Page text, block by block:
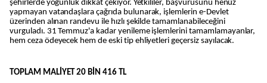
şehirlerde yoğunluk dikkat çekiyor. Yetkililer, başvurusunu henüz
yapmayan vatandaşlara çağrıda bulunarak, işlemlerin e-Devlet
üzerinden alınan randevu ile hızlı şekilde tamamlanabileceğini
vurguladı. 31 Temmuz'a kadar yenileme işlemlerini tamamlamayanlar,
hem ceza ödeyecek hem de eski tip ehliyetleri geçersiz sayılacak.
TOPLAM MALİYET 20 BİN 416 TL